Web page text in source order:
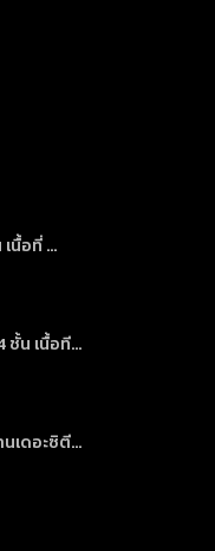
นื้อที่ ...
ชั้น เนื้อที...
เดอะซิตี...